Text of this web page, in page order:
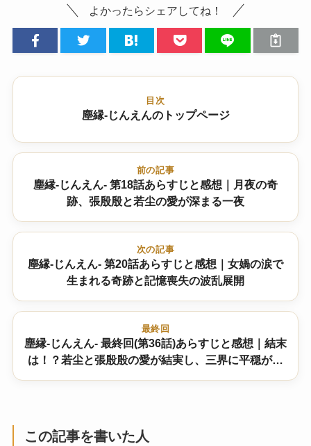
よかったらシェアしてね！
目次
塵縁-じんえんのトップページ
前の記事
塵縁-じんえん- 第18話あらすじと感想｜月夜の奇
跡、張殷殷と若尘の愛が深まる一夜
次の記事
塵縁-じんえん- 第20話あらすじと感想｜女媧の涙で
生まれる奇跡と記憶喪失の波乱展開
最終回
塵縁-じんえん- 最終回(第36話)あらすじと感想｜結末
は！？若尘と張殷殷の愛が結実し、三界に平穏が訪
この記事を書いた人